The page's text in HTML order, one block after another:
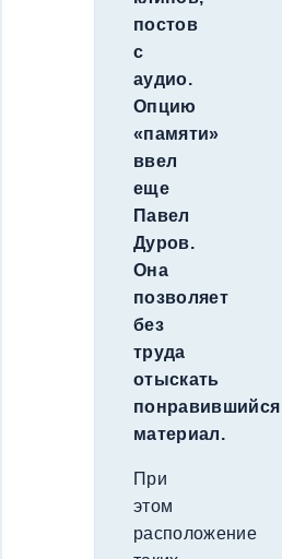
постов
с
аудио.
Опцию
«памяти»
ввел
еще
Павел
Дуров.
Она
позволяет
без
труда
отыскать
понравившийся
материал.
При
этом
расположение